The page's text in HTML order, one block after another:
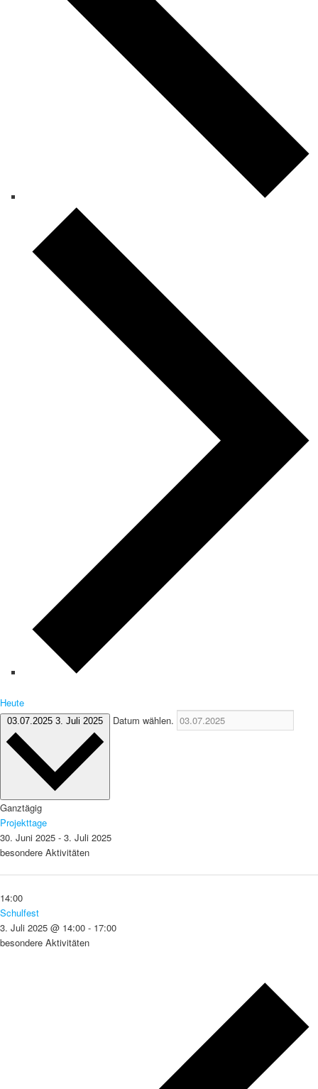
Heute
03.07.2025 3. Juli 2025 Datum wählen.
Ganztägig
Projekttage
30. Juni 2025 - 3. Juli 2025
besondere Aktivitäten
14:00
Schulfest
3. Juli 2025 @ 14:00 - 17:00
besondere Aktivitäten